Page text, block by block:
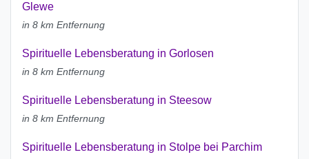
Glewe
in 8 km Entfernung
Spirituelle Lebensberatung in Gorlosen
in 8 km Entfernung
Spirituelle Lebensberatung in Steesow
in 8 km Entfernung
Spirituelle Lebensberatung in Stolpe bei Parchim